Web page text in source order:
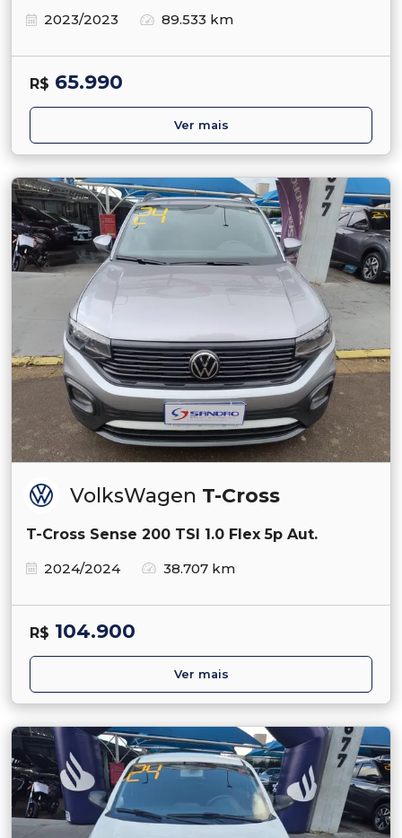
2023/2023
89.533 km
R$ 65.990
Ver mais
VolksWagen T-Cross
T-Cross Sense 200 TSI 1.0 Flex 5p Aut.
2024/2024
38.707 km
R$ 104.900
Ver mais